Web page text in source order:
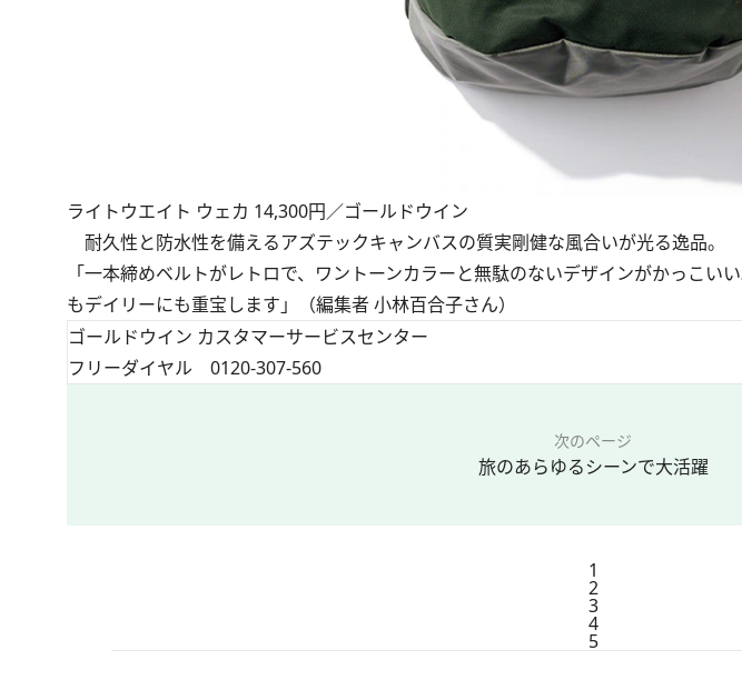
ライトウエイト ウェカ 14,300円／ゴールドウイン
耐久性と防水性を備えるアズテックキャンバスの質実剛健な風合いが光る逸品。
「一本締めベルトがレトロで、ワントーンカラーと無駄のないデザインがかっこい
もデイリーにも重宝します」（編集者 小林百合子さん）
ゴールドウイン カスタマーサービスセンター
フリーダイヤル 0120-307-560
次のページ
旅のあらゆるシーンで大活躍
1
2
3
4
5